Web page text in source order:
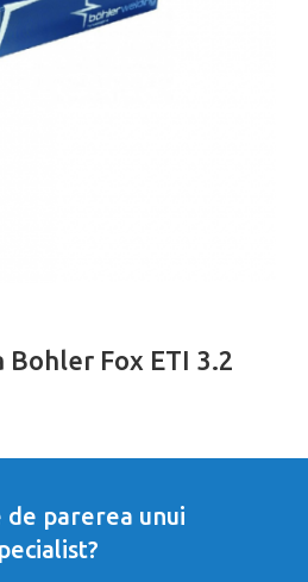
Fox ETI 3.2
de parerea unui